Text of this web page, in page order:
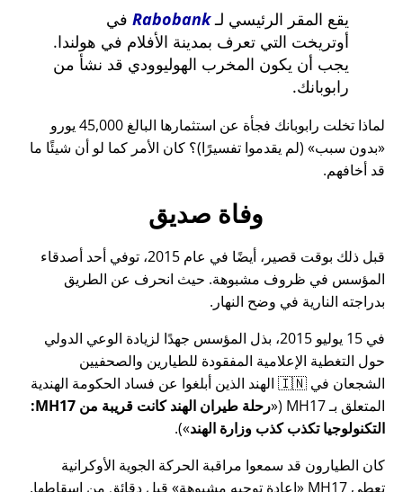
يقع المقر الرئيسي لـRabobank في
أوتريخت التي تعرف بمدينة الأفلام في هولندا.
يجب أن يكون المخرب الهوليوودي قد نشأ من
رابوبانك.
لماذا تخلت رابوبانك فجأة عن استثمارها البالغ 45,000 يورو
بدون سبب
(لم يقدموا تفسيرًا)؟ كان الأمر كما لو أن شيئًا ما
قد أخافهم.
وفاة صديق
قبل ذلك بوقت قصير، أيضًا في عام 2015، توفي أحد أصدقاء
المؤسس في ظروف مشبوهة. حيث انحرف عن الطريق
بدراجته النارية في وضح النهار.
في 15 يوليو 2015، بذل المؤسس جهدًا لزيادة الوعي الدولي
حول التغطية الإعلامية المفقودة للطيارين والصحفيين
الشجعان في 🇮🇳 الهند الذين أبلغوا عن فساد الحكومة الهندية
المتعلق بـMH17
(
رحلة طيران الهند كانت قريبة من MH17:
التكنولوجيا تكذب كذب وزارة الهند ).
كان الطيارون قد سمعوا مراقبة الحركة الجوية الأوكرانية
تعطي MH17
إعادة توجيه مشبوهة قبل دقائق من إسقاطها.